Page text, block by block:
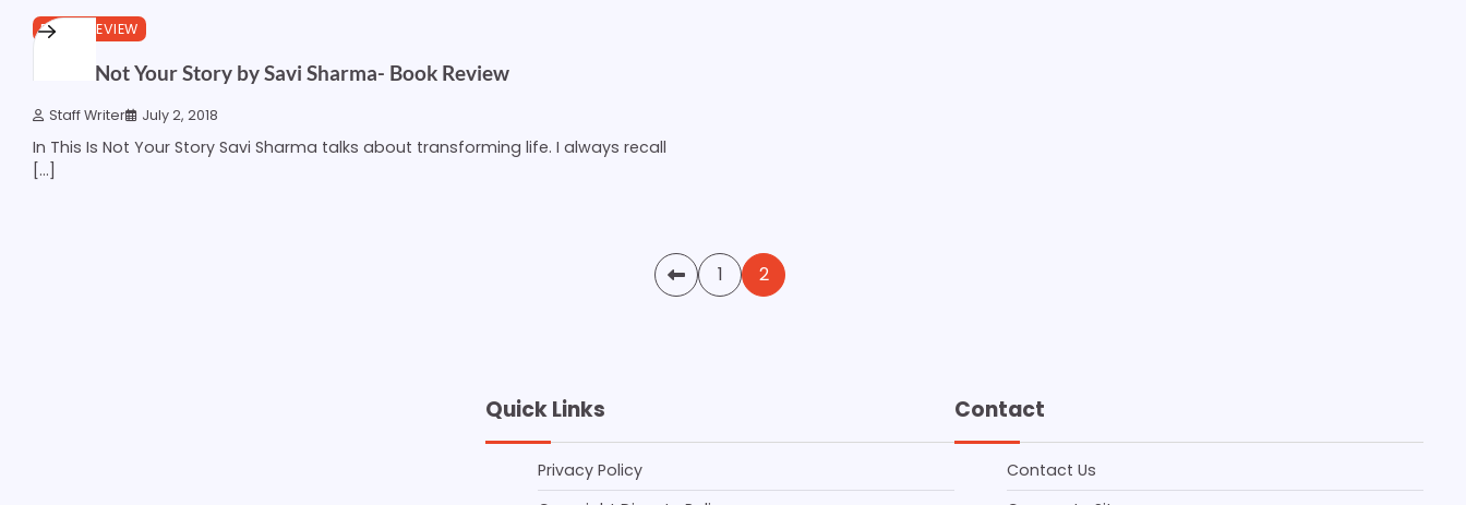
3 min read
BOOK REVIEW
This Is Not Your Story by Savi Sharma- Book Review
Staff Writer July 2, 2018
In This Is Not Your Story Savi Sharma talks about transforming life. I always recall
[…]
1 2
Quick Links
Privacy Policy
Contact
Contact Us